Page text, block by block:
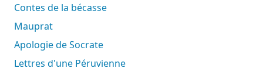
Contes de la bécasse
Mauprat
Apologie de Socrate
Lettres d'une Péruvienne